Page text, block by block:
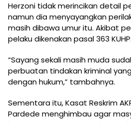
Herzoni tidak merincikan detail
namun dia menyayangkan
masih dibawa umur itu. Akibat
pelaku dikenakan pasal 363 KUHP.
“Sayang sekali masih muda
perbuatan tindakan kriminal
dengan hukum,” tambahnya.
Sementara itu, Kasat Reskrim
Pardede menghimbau agar